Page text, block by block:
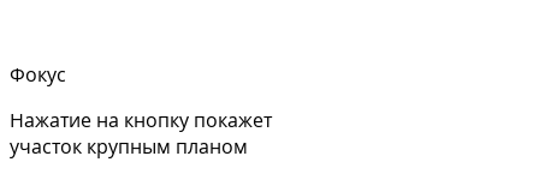
Фокус
Нажатие на кнопку покажет
участок крупным планом